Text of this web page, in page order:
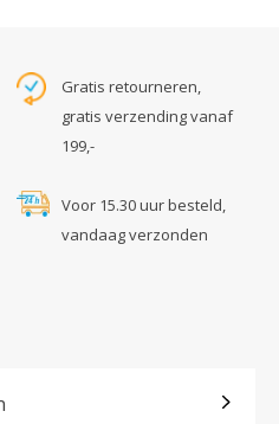
Gratis retourneren,
gratis verzending vanaf
199,-
Voor 15.30 uur besteld,
vandaag verzonden